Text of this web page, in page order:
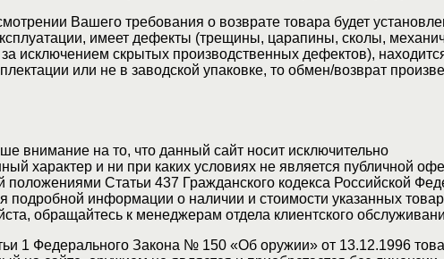
Вашего требования о возврате товара будет
имеет дефекты (трещины, царапины, сколы,
исключением скрытых производственных дефектов),
или не в заводской упаковке, то обмен/возврат
внимание на то, что данный сайт носит исключительно
характер и ни при каких условиях не является публичной
положениями Статьи 437 Гражданского кодекса Российской
подробной информации о наличии и стоимости указанных
обращайтесь к менеджерам отдела клиентского
1 Федерального Закона № 150 «Об оружии» от 13.12.1996